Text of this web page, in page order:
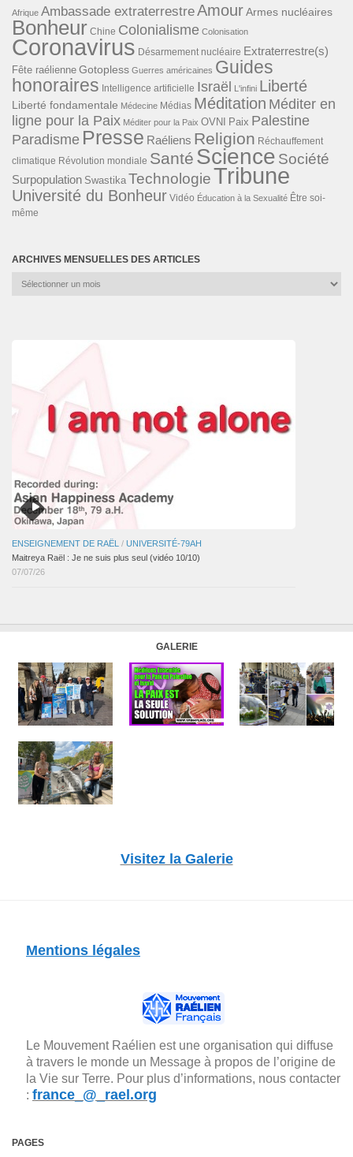
Afrique Ambassade extraterrestreAmourArmes nucléaires
Bonheur Chine Colonialisme Colonisation
Coronavirus Désarmement nucléaire Extraterrestre(s)
Fête raélienne Gotopless Guerres américaines Guides
honoraires Intelligence artificielle Israël L'infini Liberté
Liberté fondamentale Médecine Médias Méditation Méditer en
ligne pour la Paix Méditer pour la Paix OVNI Paix Palestine
Paradisme Presse Raéliens Religion Réchauffement
climatique Révolution mondiale Santé Science Société
Surpopulation Swastika TechnologieTribune
Université du Bonheur Vidéo Éducation à la Sexualité Être soi-
même
ARCHIVES MENSUELLES DES ARTICLES
Archives
ENSEIGNEMENT DE RAËL / UNIVERSITÉ-79AH
Maitreya Raël : Je ne suis plus seul (vidéo 10/10)
07/07/26
GALERIE
Visitez la Galerie
Mentions légales
Le Mouvement Raélien est une organisation qui diffuse
à travers le monde un Message à propos de l’origine de
la Vie sur Terre. Pour plus d’informations, nous contacter
: france_@_rael.org
PAGES